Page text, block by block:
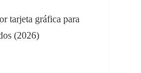
tarjeta gráfica para
(2026)